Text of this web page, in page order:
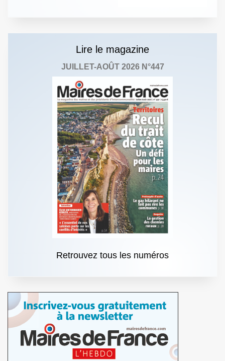
Lire le magazine
JUILLET-AOÛT 2026 N°447
Retrouvez tous les numéros